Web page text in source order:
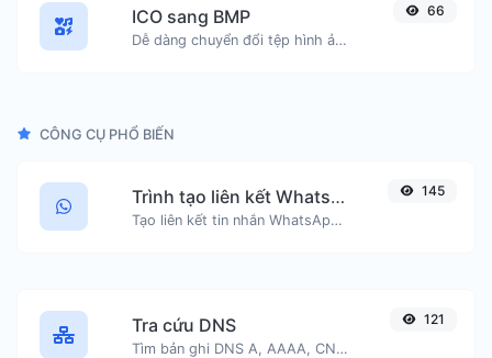
ICO sang BMP
Dễ dàng chuyển đổi tệp hình ảnh ICO sang BMP.
66
CÔNG CỤ PHỔ BIẾN
Trình tạo liên kết WhatsApp
Tạo liên kết tin nhắn WhatsApp một cách dễ dàng.
145
Tra cứu DNS
Tìm bản ghi DNS A, AAAA, CNAME, MX, NS, TXT, SOA của một máy chủ.
121